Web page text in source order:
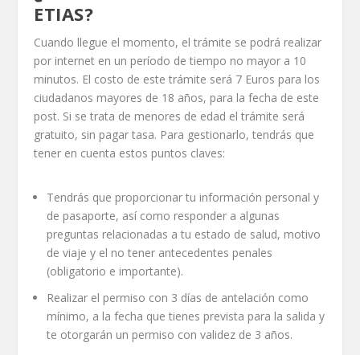
ETIAS?
Cuando llegue el momento, el trámite se podrá realizar
por internet en un período de tiempo no mayor a 10
minutos. El costo de este trámite será 7 Euros para los
ciudadanos mayores de 18 años, para la fecha de este
post. Si se trata de menores de edad el trámite será
gratuito, sin pagar tasa. Para gestionarlo, tendrás que
tener en cuenta estos puntos claves:
Tendrás que proporcionar tu información personal y
de pasaporte, así como responder a algunas
preguntas relacionadas a tu estado de salud, motivo
de viaje y el no tener antecedentes penales
(obligatorio e importante).
Realizar el permiso con 3 días de antelación como
mínimo, a la fecha que tienes prevista para la salida y
te otorgarán un permiso con validez de 3 años.